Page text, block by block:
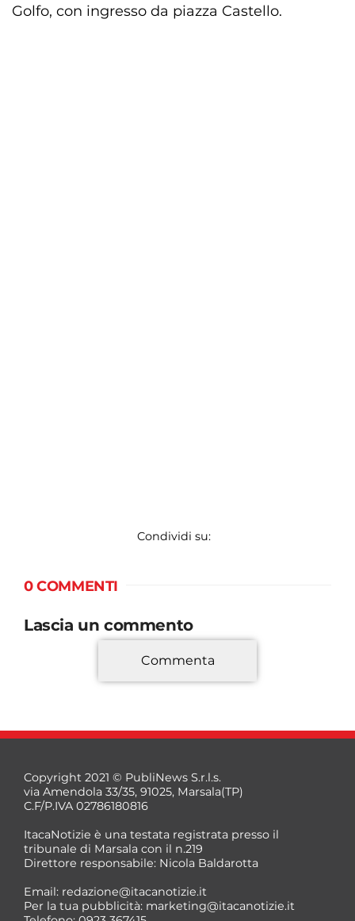
Golfo, con ingresso da piazza Castello.
Condividi su:
0 COMMENTI
Lascia un commento
*
*
Commenta
Copyright 2021 © PubliNews S.r.l.s.
via Amendola 33/35, 91025, Marsala(TP)
C.F/P.IVA 02786180816
ItacaNotizie è una testata registrata presso il
tribunale di Marsala con il n.219
Direttore responsabile: Nicola Baldarotta
Email: redazione@itacanotizie.it
Per la tua pubblicità: marketing@itacanotizie.it